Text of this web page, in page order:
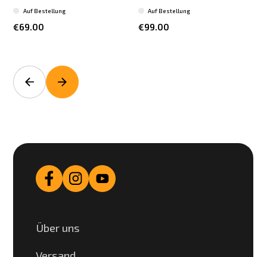
€69.00
Auf Bestellung
€99.00
Auf Bestellung
Über uns